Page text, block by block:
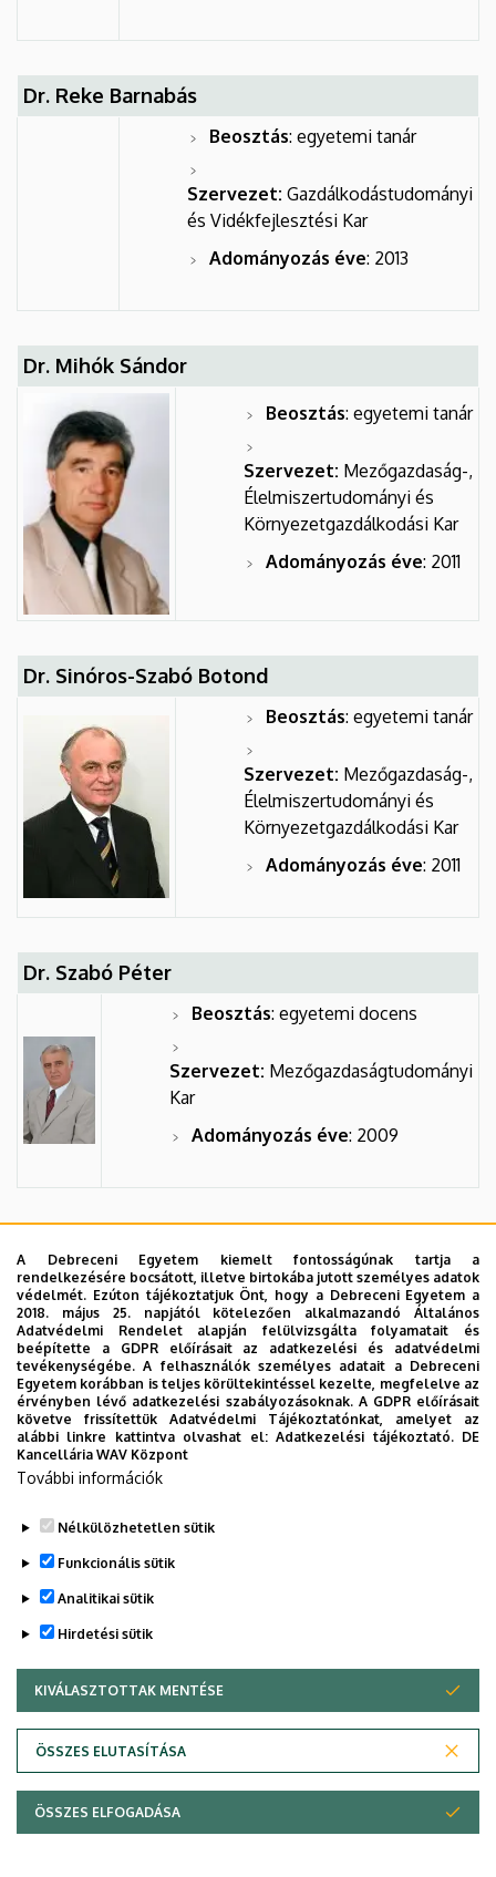
Dr. Reke Barnabás
Beosztás: egyetemi tanár
Szervezet: Gazdálkodástudományi
és Vidékfejlesztési Kar
Adományozás éve: 2013
Dr. Mihók Sándor
Beosztás: egyetemi tanár
Szervezet: Mezőgazdaság-,
Élelmiszertudományi és
Környezetgazdálkodási Kar
Adományozás éve: 2011
Dr. Sinóros-Szabó Botond
Beosztás: egyetemi tanár
Szervezet: Mezőgazdaság-,
Élelmiszertudományi és
Környezetgazdálkodási Kar
Adományozás éve: 2011
Dr. Szabó Péter
Beosztás: egyetemi docens
Szervezet: Mezőgazdaságtudományi
Kar
Adományozás éve: 2009
Beosztás:
főiskolai adjunktus
Szervezet: Műszaki
Kar
Adományozás
Legutóbbi frissítés: 2023. 03. 06. 15:07
Adatvédelem
Copyright © 2026 Unideb
A Debreceni Egyetem kiemelt fontosságúnak tartja a
rendelkezésére bocsátott, illetve birtokába jutott személyes adatok
védelmét. Ezúton tájékoztatjuk Önt, hogy a Debreceni Egyetem a
2018. május 25. napjától kötelezően alkalmazandó Általános
Adatvédelmi Rendelet alapján felülvizsgálta folyamatait és
beépítette a GDPR előírásait az adatkezelési és adatvédelmi
tevékenységébe. A felhasználók személyes adatait a Debreceni
Egyetem korábban is teljes körültekintéssel kezelte, megfelelve az
érvényben lévő adatkezelési szabályozásoknak. A GDPR előírásait
követve frissítettük Adatvédelmi Tájékoztatónkat, amelyet az
alábbi linkre kattintva olvashat el:Adatkezelési tájékoztató. DE
Kancellária WAV Központ
További információk
Nélkülözhetetlen sütik
Funkcionális sütik
Analitikai sütik
Hirdetési sütik
KIVÁLASZTOTTAK MENTÉSE
ÖSSZES ELUTASÍTÁSA
WITHDRAW CONSENT
ÖSSZES ELFOGADÁSA